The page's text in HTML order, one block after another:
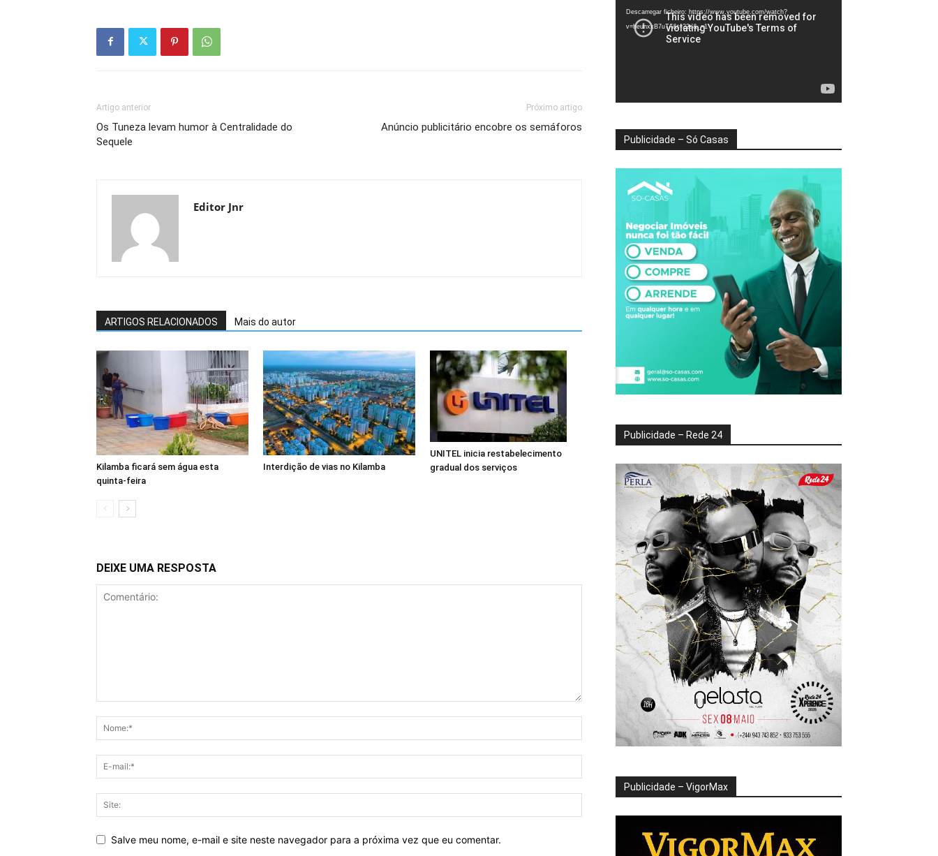
Artigo anterior
Os Tuneza levam humor à Centralidade do
Sequele
Próximo artigo
Anúncio publicitário encobre os semáforos
Editor Jnr
ARTIGOS RELACIONADOS Mais do autor
Kilamba ficará sem água esta
quinta-feira
Interdição de vias no Kilamba
UNITEL inicia restabelecimento
gradual dos serviços
DEIXE UMA RESPOSTA
Salve meu nome, e-mail e site neste navegador para a próxima vez que eu comentar.
vídeo
Descarregar ficheiro: https://www.youtube.com/watch?
v=heunxxB7uTA&t=22s&_=1
Publicidade – Só Casas
Publicidade – Rede 24
Publicidade – VigorMax